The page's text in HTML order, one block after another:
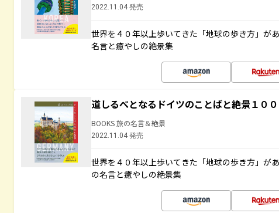
2022.11.04 発売
世界を４０年以上歩いてきた「地球の歩き方」が
名言と癒やしの絶景集
道しるべとなるドイツのことばと絶景１００
BOOKS 旅の名言＆絶景
2022.11.04 発売
世界を４０年以上歩いてきた「地球の歩き方」が
の名言と癒やしの絶景集